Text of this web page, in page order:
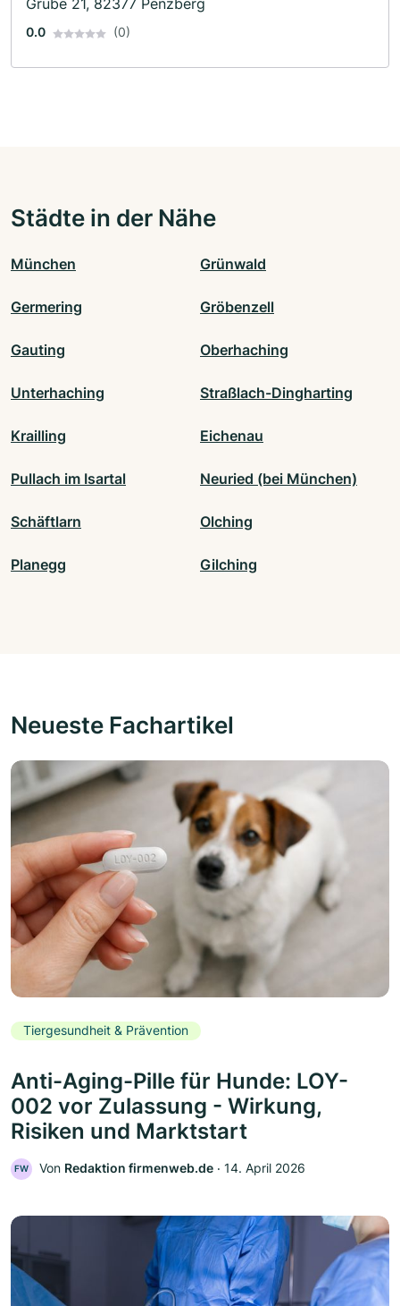
Grube 21, 82377 Penzberg
0.0 (0)
Städte in der Nähe
München Grünwald
Germering Gröbenzell
Gauting Oberhaching
Unterhaching Straßlach-Dingharting
Krailling Eichenau
Pullach im Isartal Neuried (bei München)
Schäftlarn Olching
Planegg Gilching
Neueste Fachartikel
Tiergesundheit & Prävention
Anti-Aging-Pille für Hunde: LOY-
002 vor Zulassung - Wirkung,
Risiken und Marktstart
FW Von Redaktion firmenweb.de ‧ 14. April 2026